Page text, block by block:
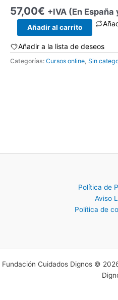
57,00€ +IVA (En España
Curso
gestión
emociones
cuidadores
Añadir al carrito
Añadir a la lista de deseos
Categorías: Cursos online, Sin
Política de
Aviso
Política de
Fundación Cuidados Dignos ©